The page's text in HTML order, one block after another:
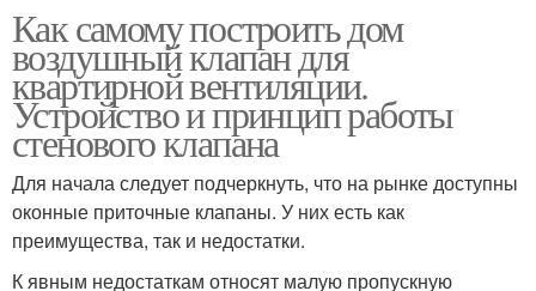
Как самому построить дом
воздушный клапан для
квартирной вентиляции.
Устройство и принцип работы
стенового клапана
Для начала следует подчеркнуть, что на рынке доступны
оконные приточные клапаны. У них есть как
преимущества, так и недостатки.
К явным недостаткам относят малую пропускную